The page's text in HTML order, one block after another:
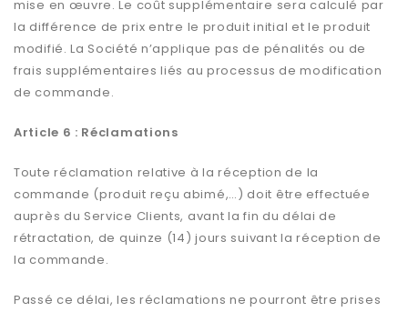
mise en œuvre. Le coût supplémentaire sera calculé par
la différence de prix entre le produit initial et le produit
modifié. La Société n’applique pas de pénalités ou de
frais supplémentaires liés au processus de modification
de commande.
Article 6 : Réclamations
Toute réclamation relative à la réception de la
commande (produit reçu abimé,…) doit être effectuée
auprès du Service Clients, avant la fin du délai de
rétractation, de quinze (14) jours suivant la réception de
la commande.
Passé ce délai, les réclamations ne pourront être prises